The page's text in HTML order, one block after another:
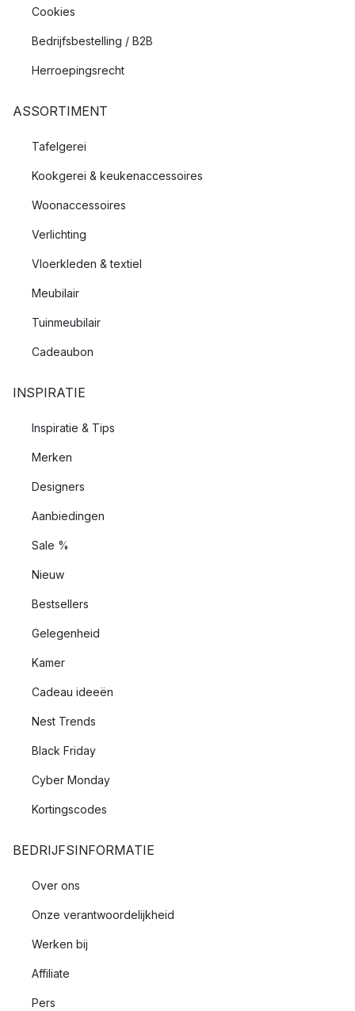
Cookies
Bedrijfsbestelling / B2B
Herroepingsrecht
ASSORTIMENT
Tafelgerei
Kookgerei & keukenaccessoires
Woonaccessoires
Verlichting
Vloerkleden & textiel
Meubilair
Tuinmeubilair
Cadeaubon
INSPIRATIE
Inspiratie & Tips
Merken
Designers
Aanbiedingen
Sale %
Nieuw
Bestsellers
Gelegenheid
Kamer
Cadeau ideeën
Nest Trends
Black Friday
Cyber Monday
Kortingscodes
BEDRIJFSINFORMATIE
Over ons
Onze verantwoordelijkheid
Werken bij
Affiliate
Pers